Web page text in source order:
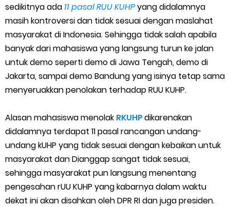
7 Cara Mudah Top Up Grab untuk Driver
5 Versi Map Paling Gacor Untuk Ojek Online
Penyebab dan Cara Memulihkan Akun Gojek Dibekukan
Cara Menghitung Penghasilan Grab Sesuai dengan Orderan
Cara Menggunakan Paket Telkomsel Mitra Gojek
5 Cara Top Up InDriver dengan Mudah
5 Biaya Potongan Shopee Food yang Perlu Kamu Ketahui
10 Cara Jitu Autobid Untuk Lala Motor dan Mobil 2023
sedikitnya ada 11 pasal RUU KUHPyang didalamnya
masih kontroversi dan tidak sesuai dengan maslahat
masyarakat di Indonesia. Sehingga tidak salah apabila
banyak dari mahasiswa yang langsung turun ke jalan
untuk demo seperti demo di Jawa Tengah, demo di
Jakarta, sampai demo Bandung yang isinya tetap sama
menyeruakkan penolakan terhadap RUU KUHP.
Alasan mahasiswa menolak RKUHPdikarenakan
didalamnya terdapat 11 pasal rancangan undang-
undang kUHP yang tidak sesuai dengan kebaikan untuk
masyarakat dan Dianggap sangat tidak sesuai,
sehingga masyarakat pun langsung menentang
pengesahan rUU KUHP yang kabarnya dalam waktu
dekat ini akan disahkan oleh DPR RI dan juga presiden.